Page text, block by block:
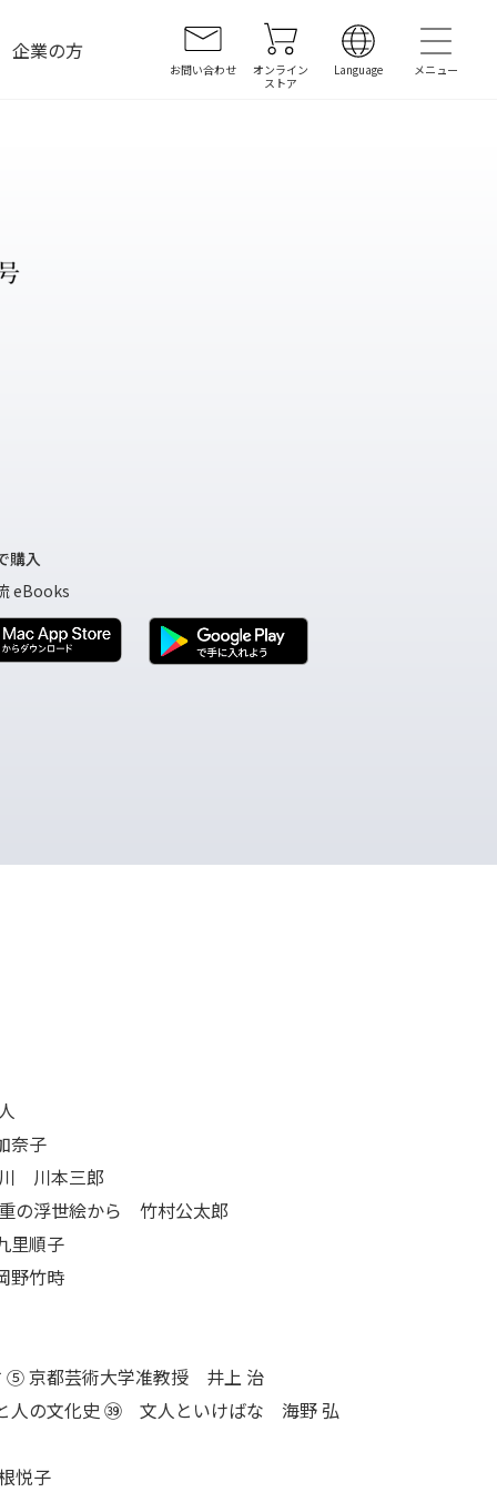
企業の方
お問い合わせ
オンライン
ストア
Language
購入
eBooks
奈子
川本三郎
浮世絵から 竹村公太郎
順子
竹時
⑤ 京都芸術大学准教授 井上 治
人の文化史 ㊴ 文人といけばな 海野 弘
悦子